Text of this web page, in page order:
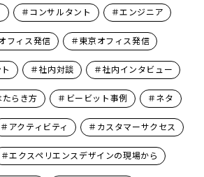
＃コンサルタント ＃エンジニア
フィス発信 ＃東京オフィス発信
＃社内対談 ＃社内インタビュー
たらき方 ＃ビービット事例 ＃ネタ
＃アクティビティ ＃カスタマーサクセス
＃エクスペリエンスデザインの現場から